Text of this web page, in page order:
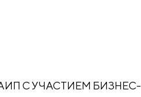
С УЧАСТИЕМ БИЗНЕС-